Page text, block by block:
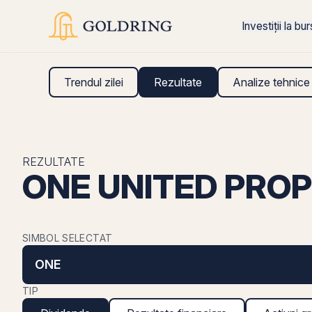
Investiții la
Trendul zilei Rezultate Analize tehnice
REZULTATE
ONE UNITED
SIMBOL SELECTAT
ONE
TIP